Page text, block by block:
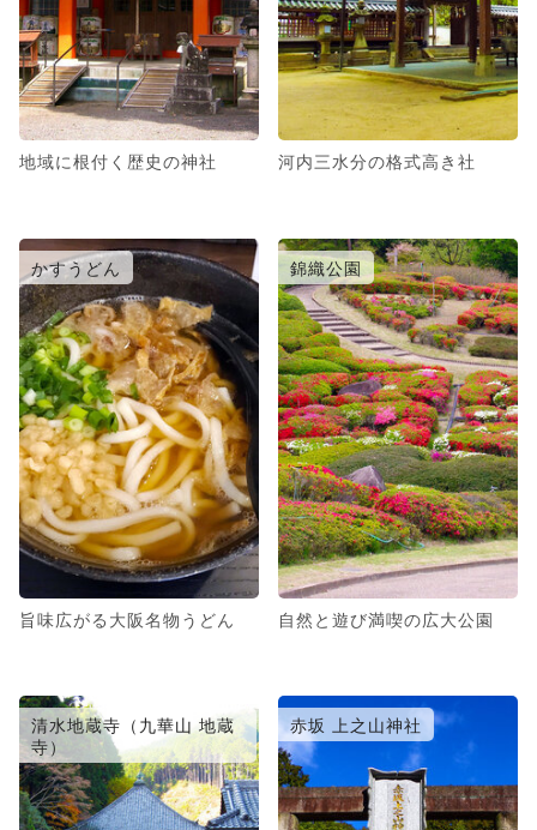
地域に根付く歴史の神社 河内三水分の格式高き社
かすうどん
旨味広がる大阪名物うどん
錦織公園
自然と遊び満喫の広大公園
清水地蔵寺（九華山 地蔵
寺）
赤坂 上之山神社